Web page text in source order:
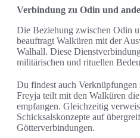
Verbindung zu Odin und
Die Beziehung zwischen Odin
beauftragt Walküren mit der
Walhall. Diese
militärischen und rituellen
Du findest auch Verknüpfungen
Freyja teilt mit den Walküren
empfangen. Gleichzeitig
Schicksalskonzepte auf
Götterverbindungen.